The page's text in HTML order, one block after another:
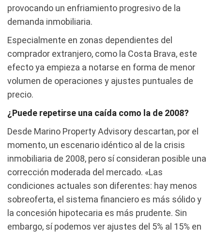
provocando un enfriamiento progresivo de la
demanda inmobiliaria.
Especialmente en zonas dependientes del
comprador extranjero, como la Costa Brava, este
efecto ya empieza a notarse en forma de menor
volumen de operaciones y ajustes puntuales de
precio.
¿Puede repetirse una caída como la de 2008?
Desde Marino Property Advisory descartan, por el
momento, un escenario idéntico al de la crisis
inmobiliaria de 2008, pero sí consideran posible una
corrección moderada del mercado. «Las
condiciones actuales son diferentes: hay menos
sobreoferta, el sistema financiero es más sólido y
la concesión hipotecaria es más prudente. Sin
embargo, sí podemos ver ajustes del 5% al 15% en